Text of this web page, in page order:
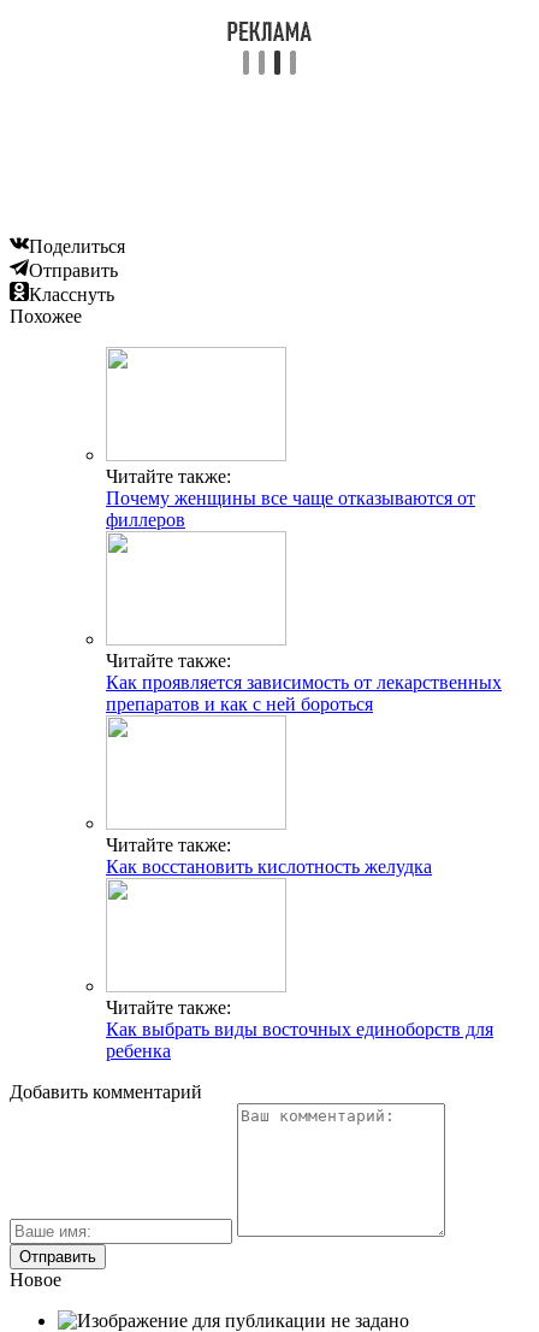
Поделиться
Отправить
Класснуть
Похожее
Читайте также:
Почему женщины все чаще отказываются от
филлеров
Читайте также:
Как проявляется зависимость от лекарственных
препаратов и как с ней бороться
Читайте также:
Как восстановить кислотность желудка
Читайте также:
Как выбрать виды восточных единоборств для
ребенка
Добавить комментарий
Новое